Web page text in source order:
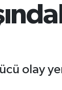
olay